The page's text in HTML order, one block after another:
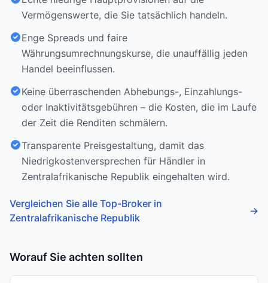
Vermögenswerte, die Sie tatsächlich handeln.
Enge Spreads und faire
Währungsumrechnungskurse, die unauffällig jeden
Handel beeinflussen.
Keine überraschenden Abhebungs-, Einzahlungs-
oder Inaktivitätsgebühren – die Kosten, die im Laufe
der Zeit die Renditen schmälern.
Transparente Preisgestaltung, damit das
Niedrigkostenversprechen für Händler in
Zentralafrikanische Republik eingehalten wird.
Vergleichen Sie alle Top-Broker in
Zentralafrikanische Republik
→
Worauf Sie achten sollten